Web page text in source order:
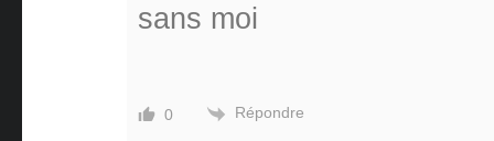
sans moi
0 Répondre